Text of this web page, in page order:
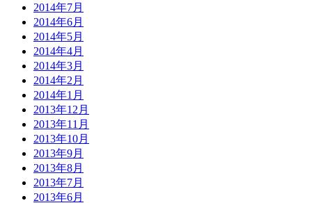
2014年7月
2014年6月
2014年5月
2014年4月
2014年3月
2014年2月
2014年1月
2013年12月
2013年11月
2013年10月
2013年9月
2013年8月
2013年7月
2013年6月